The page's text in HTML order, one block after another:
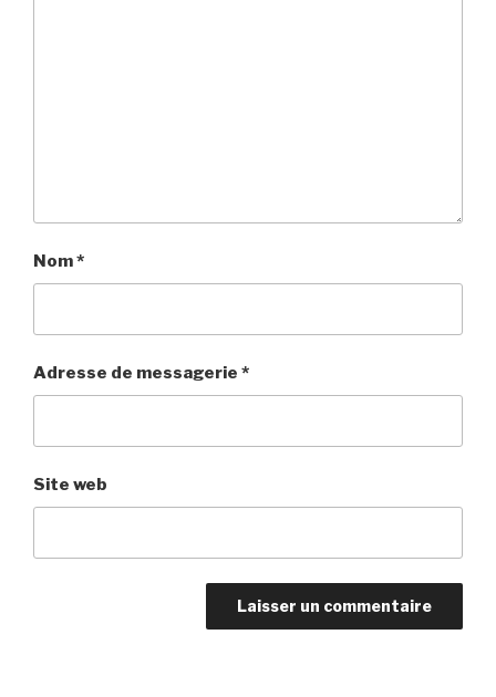
Nom*
Adresse de messagerie *
Site web